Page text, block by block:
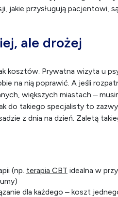
jakie przysługują pacjentowi,
ale drożej
kosztów. Prywatna wizyta u
na nią poprawić. A jeśli
większych miastach –
do takiego specjalisty to
z dnia na dzień. Zaletą
(np. terapia CBT idealna w
dla każdego – koszt